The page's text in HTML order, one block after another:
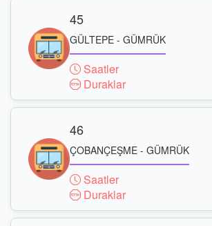
45
GÜLTEPE - GÜMRÜK
Saatler
Duraklar
46
ÇOBANÇEŞME - GÜMRÜK
Saatler
Duraklar